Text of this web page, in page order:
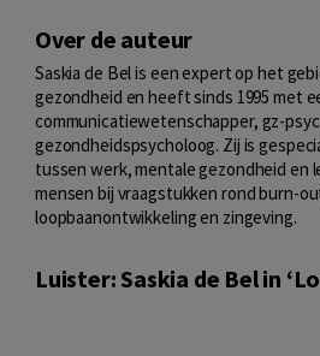
Over de auteur
Saskia de Bel is een expert op het
gezondheid en heeft sinds 1995 met
communicatiewetenschapper, gz-
gezondheidspsycholoog. Zij is
tussen werk, mentale gezondheid en
mensen bij vraagstukken rond burn-
loopbaanontwikkeling en zingeving.
Luister: Saskia de Bel in